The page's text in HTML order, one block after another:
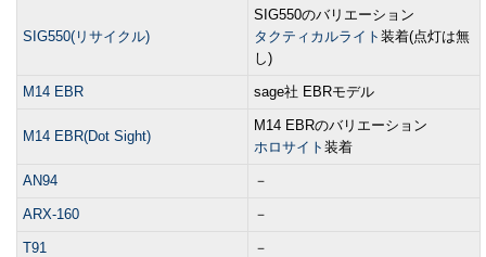
SIG550(リサイクル)
SIG550のバリエーション
タクティカルライト 装着(点灯は無
し)
M14 EBR sage社 EBRモデル
M14 EBR(Dot Sight)
M14 EBRのバリエーション
ホロサイト 装着
AN94 －
ARX-160 －
T91 －